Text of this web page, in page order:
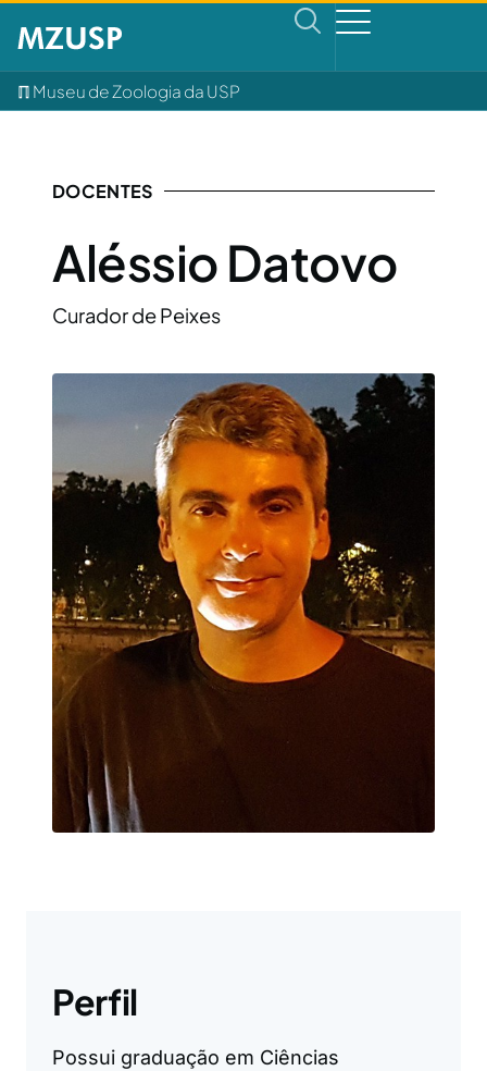
ℿ Museu de Zoologia da USP
DOCENTES
Aléssio Datovo
Curador de Peixes
Perfil
Possui graduação em Ciências